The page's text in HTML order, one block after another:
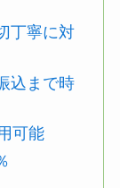
丁寧に対
込まで時
可能